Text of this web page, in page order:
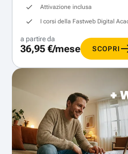
Attivazione inclusa
I corsi della Fastweb Digital
a partire da
36,95 €/mese SCOPRI
+